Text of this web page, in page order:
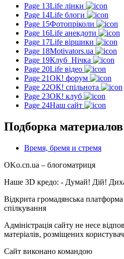
Page 13Life лінки
Page 14Life блоги
Page 15Фотопріколи
Page 16Life анекдоти
Page 17Life віршики
Page 18Motivators.ua
Page 19Клуб_Нічка
Page 20Life відео
Page 21ОК! форум
Page 22ОК! спільнота
Page 23ОК! клуб
Page 24Наш сайт
Подборка
Время, бремя и стремя
OKo.cn.ua – блогоматриця
Наше 3D кредо: - Думай! Дій!
Відкрита громадянська
спілкування
Адміністрація сайту не несе
матеріалів, розміщених
Сайт виконано командою